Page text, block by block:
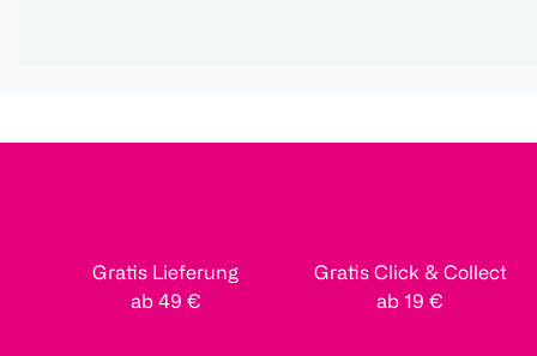
Gratis Lieferung
ab 49 €
Gratis Click & Collect
ab 19 €